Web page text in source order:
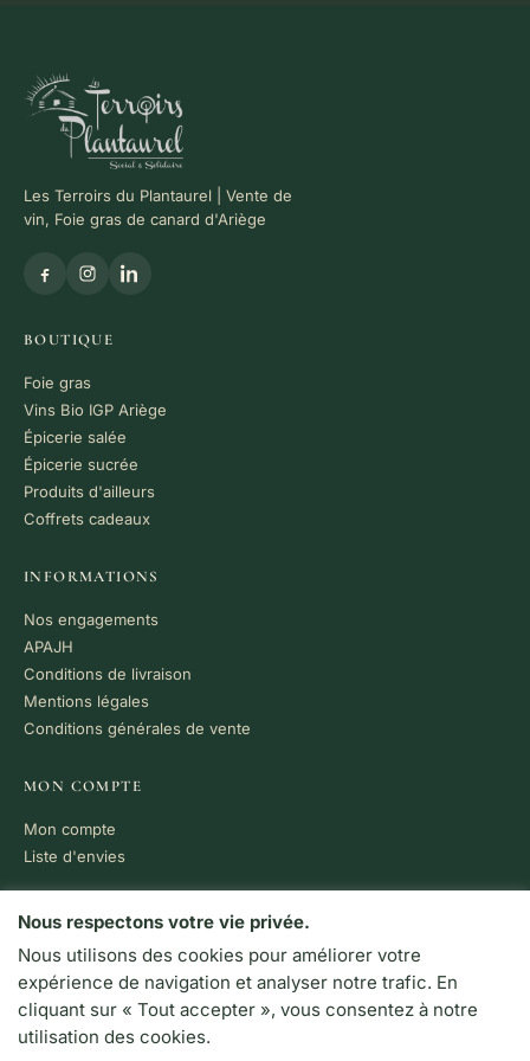
Les Terroirs du Plantaurel | Vente de
vin, Foie gras de canard d'Ariège
BOUTIQUE
Foie gras
Vins Bio IGP Ariège
Épicerie salée
Épicerie sucrée
Produits d'ailleurs
Coffrets cadeaux
INFORMATIONS
Nos engagements
APAJH
Conditions de livraison
Mentions légales
Conditions générales de vente
MON COMPTE
Mon compte
Liste d'envies
PAIEMENT 100% SÉCURISÉ
VISA MC CB
LIVRAISON RAPIDE
Colissimo · Chronopost
Nous respectons votre vie privée.
Nous utilisons des cookies pour améliorer votre
expérience de navigation et analyser notre trafic. En
cliquant sur « Tout accepter », vous consentez à notre
utilisation des cookies.